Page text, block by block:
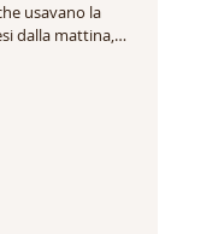
usavano la
dalla mattina,